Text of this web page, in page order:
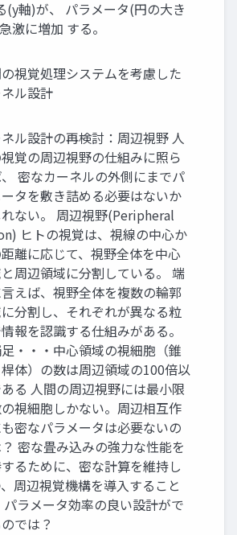
(y軸)が、 パラメータ(円の大き
激に増加 する。
視覚処理システムを考慮した
ル設計
ル設計の再検討：周辺視野 人
覚の周辺視野の仕組みに照ら
密なカーネルの外側にまでパ
タを敷き詰める必要はないか
ない。 周辺視野(Peripheral
ヒトの視覚は、視線の中心か
離に応じて、視野全体を中心
周辺領域に分割している。 端
えば、視野全体を複数の輪郭
分割し、それぞれが異なる粒
報を認識する仕組みがある。
・・・中心領域の視細胞（錐
体）の数は周辺領域の100倍以
る 人間の周辺視野には最小限
視細胞しかない。周辺相互作
密なパラメータは必要ないの
密な畳み込みの強力な性能を
るために、密な計算を維持し
周辺視覚機構を導入すること
パラメータ効率の良い設計がで
では？